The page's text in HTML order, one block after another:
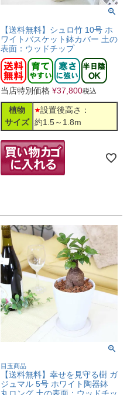
【送料無料】シュロ竹 10号 ホ
ワイトバスケット鉢カバー 土の
表面：ウッドチップ
当店特別価格 ¥37,800税込
植物
サイズ
設置後高さ：
約1.5～1.8m
目玉商品
【送料無料】幸せを見守る樹 ガ
ジュマル 5号 ホワイト陶器鉢